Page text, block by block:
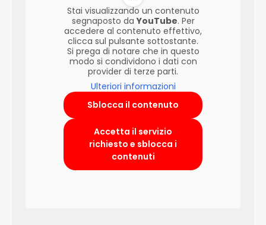
Stai visualizzando un contenuto
segnaposto daYouTube. Per
accedere al contenuto effettivo,
clicca sul pulsante sottostante.
Si prega di notare che in questo
modo si condividono i dati con
provider di terze parti.
Ulteriori informazioni
Sblocca il contenuto
Accetta il servizio
richiesto e sblocca i
contenuti